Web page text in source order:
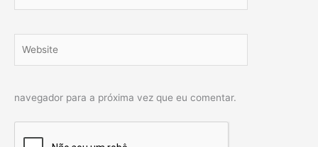
navegador para a próxima vez que eu comentar.